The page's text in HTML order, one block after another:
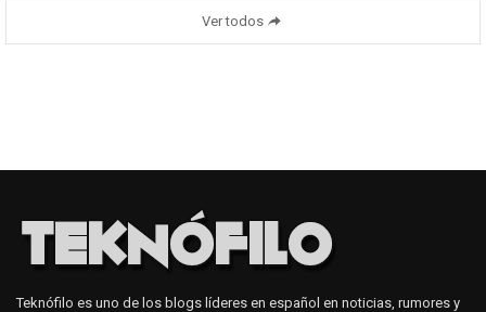
Ver todos
Teknófilo es uno de los blogs líderes en español en noticias, rumores y